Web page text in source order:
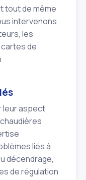
tout de même
intervenons
les
de
leur aspect
liés à
décendrage,
de régulation